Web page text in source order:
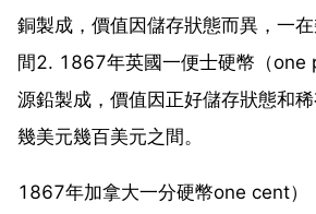
銅製成，價值因儲存狀態而異，一
間2. 1867年英國一便士硬幣（one
源鉛製成，價值因正好儲存狀態和
幾美元幾百美元之間。
1867年加拿大一分硬幣one cent）